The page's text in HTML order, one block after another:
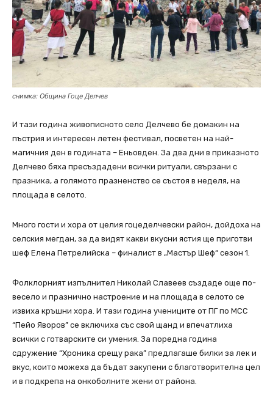
снимка: Община Гоце Делчев
И тази година живописното село Делчево бе домакин на
пъстрия и интересен летен фестивал, посветен на най-
магичния ден в годината – Еньовден. За два дни в приказното
Делчево бяха пресъздадени всички ритуали, свързани с
празника, а голямото празненство се състоя в неделя, на
площада в селото.
Много гости и хора от целия гоцеделчевски район, дойдоха на
селския мегдан, за да видят какви вкусни ястия ще приготви
шеф Елена Петрелийска – финалист в „Мастър Шеф“ сезон 1.
Фолклорният изпълнител Николай Славеев създаде още по-
весело и празнично настроение и на площада в селото се
извиха кръшни хора. И тази година учениците от ПГ по МСС
“Пейо Яворов” се включиха със свой щанд и впечатлиха
всички с готварските си умения. За поредна година
сдружение “Хроника срещу рака” предлагаше билки за лек и
вкус, които можеха да бъдат закупени с благотворителна цел
и в подкрепа на онкоболните жени от района.